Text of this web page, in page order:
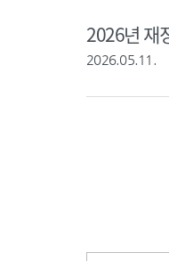
2026년 재
2026.05.11.